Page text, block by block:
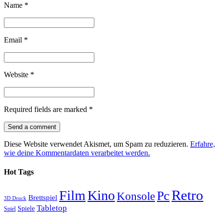
Name *
Email *
Website *
Required fields are marked *
Diese Website verwendet Akismet, um Spam zu reduzieren. Erfahre,
wie deine Kommentardaten verarbeitet werden.
Hot Tags
3D Druck Brettspiel FilmKinoKonsolePcRetro
Spiel Spiele Tabletop